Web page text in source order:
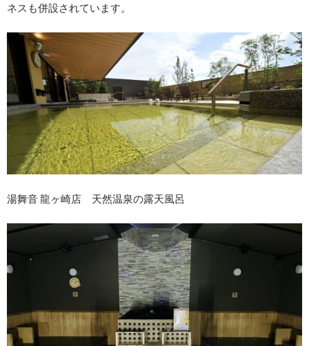
ネスも併設されています。
湯舞音 龍ヶ崎店 天然温泉の露天風呂